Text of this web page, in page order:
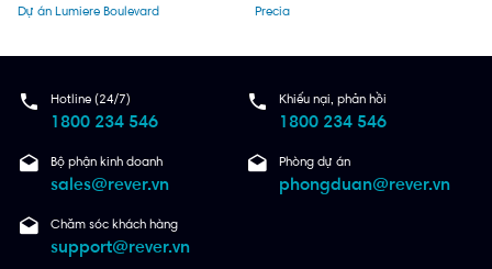
Dự án Lumiere Boulevard Precia
Hotline (24/7)
1800 234 546
Khiếu nại, phản hồi
1800 234 546
Bộ phận kinh doanh
sales@rever.vn
Phòng dự án
phongduan@rever.vn
Chăm sóc khách hàng
support@rever.vn